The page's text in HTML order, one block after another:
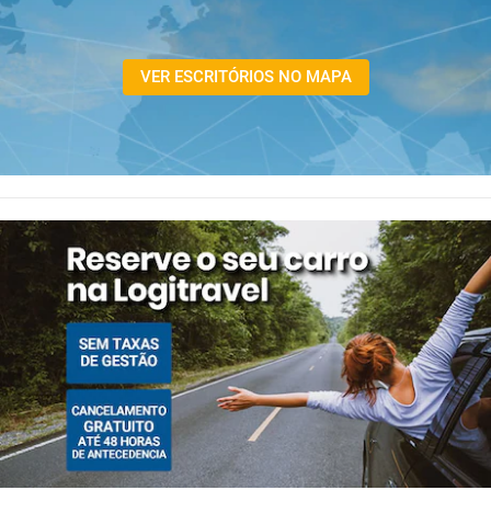
VER ESCRITÓRIOS NO MAPA